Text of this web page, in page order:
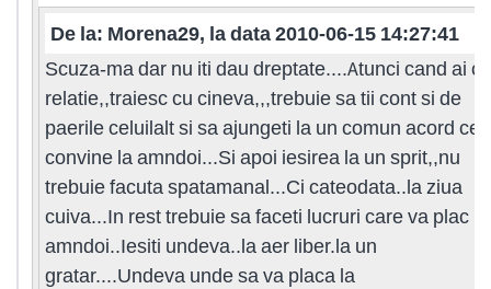
De la: Morena29, la data 2010-06-15 14:27:41
Scuza-ma dar nu iti dau dreptate....Atunci cand ai o
relatie,,traiesc cu cineva,,,trebuie sa tii cont si de
paerile celuilalt si sa ajungeti la un comun acord ce
convine la amndoi...Si apoi iesirea la un sprit,,nu
trebuie facuta spatamanal...Ci cateodata..la ziua
cuiva...In rest trebuie sa faceti lucruri care va plac la
amndoi..Iesiti undeva..la aer liber.la un
gratar....Undeva unde sa va placa la